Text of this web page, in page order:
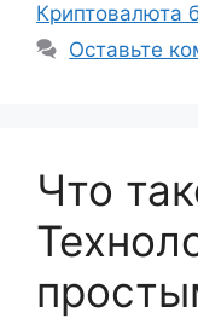
Криптовалюта
Оставьте
Что